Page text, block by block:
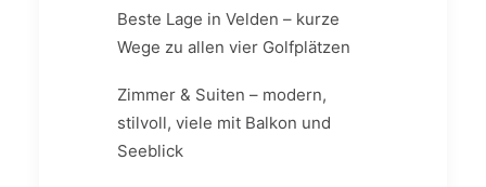
Beste Lage in Velden – kurze
Wege zu allen vier Golfplätzen
Zimmer & Suiten – modern,
stilvoll, viele mit Balkon und
Seeblick